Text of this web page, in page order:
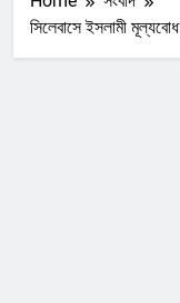
সিলেবাসে ইসলামী